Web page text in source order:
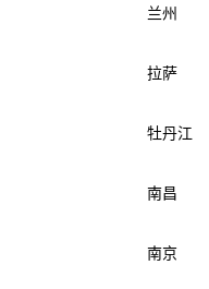
兰州
拉萨
牡丹江
南昌
南京